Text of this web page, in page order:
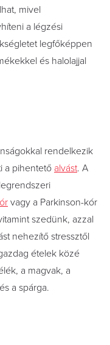
mivel
a légzési
legfőképpen
és halolajjal
rendelkezik
a pihentető alvást. A
vagy a Parkinson-kór
szedünk, azzal
nehezítő stressztől
ételek közé
a magvak, a
a spárga.